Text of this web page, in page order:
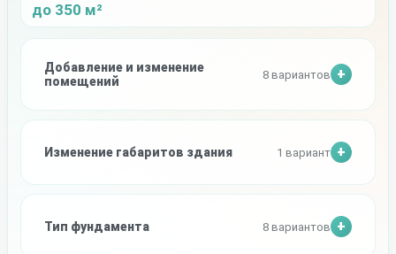
до 350 м²
Добавление и изменение
помещений
8 вариантов
Изменение габаритов здания 1 вариант
Тип фундамента 8 вариантов